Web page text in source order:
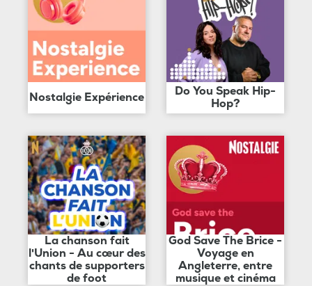
Nostalgie Expérience
Do You Speak Hip-
Hop?
La chanson fait
l'Union - Au cœur des
chants de supporters
de foot
God Save The Brice -
Voyage en
Angleterre, entre
musique et cinéma